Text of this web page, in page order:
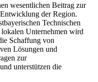
wesentlichen Beitrag zur
der Region.
Technischen
Unternehmen wird
Schaffung von
Lösungen und
zur
unterstützen die